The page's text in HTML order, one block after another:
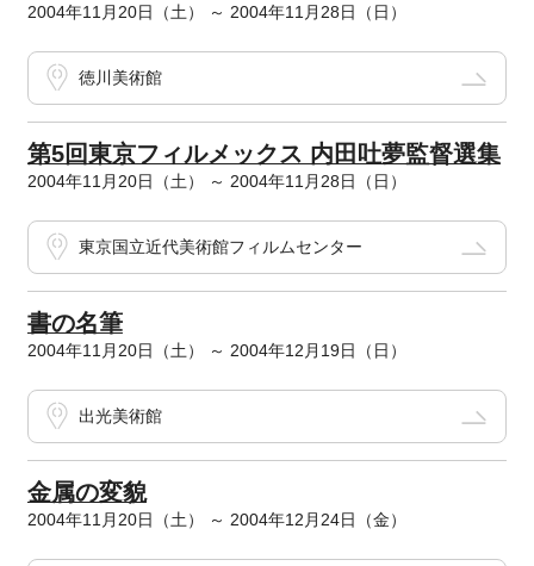
2004年11月20日（土） ～ 2004年11月28日（日）
徳川美術館
第5回東京フィルメックス 内田吐夢監督選集
2004年11月20日（土） ～ 2004年11月28日（日）
東京国立近代美術館フィルムセンター
書の名筆
2004年11月20日（土） ～ 2004年12月19日（日）
出光美術館
金属の変貌
2004年11月20日（土） ～ 2004年12月24日（金）